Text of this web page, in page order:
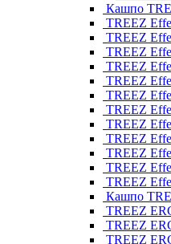
Кашпо
TREEZ
TREEZ
TREEZ
TREEZ
TREEZ
TREEZ
TREEZ
TREEZ
TREEZ
TREEZ
TREEZ
TREEZ
Кашпо
TREEZ
TREEZ
TREEZ